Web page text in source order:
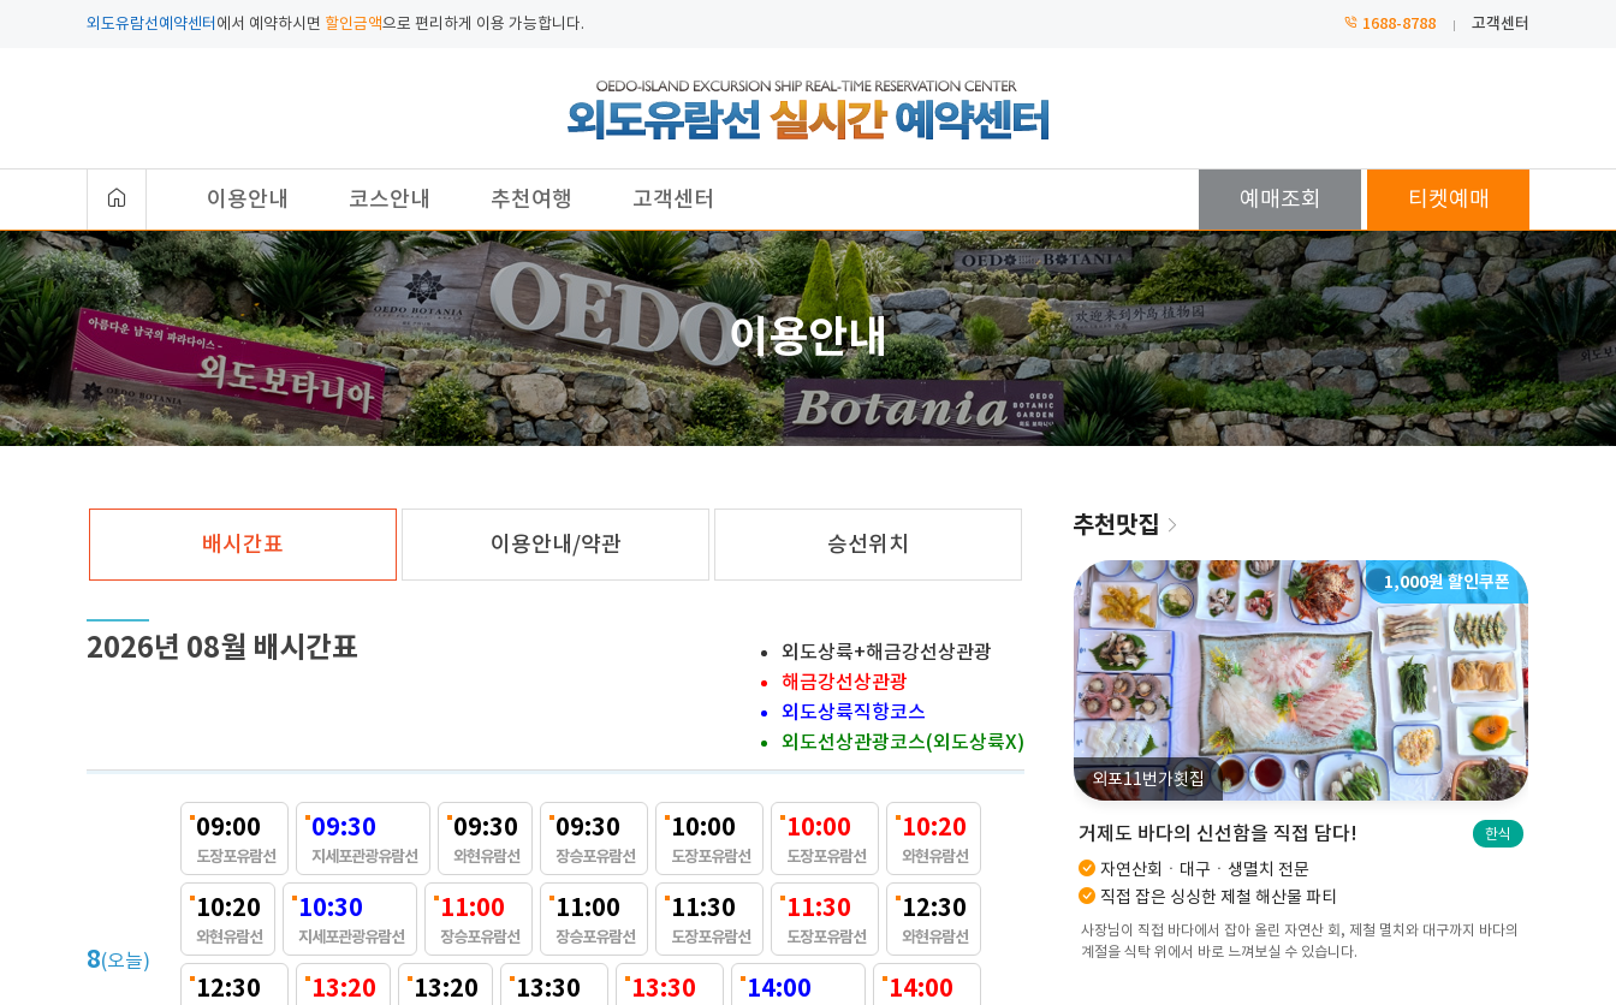
외도유람선예약센터에서 예약하시면 할인금액으로 편리하게 이용 가능합니다. 1688-8788 고객센터
이용안내 코스안내 추천여행 고객센터 예매조회 티켓예매
이용안내
배시간표 이용안내/약관 승선위치
2026년 08월 배시간표
외도상륙+해금강선상관광
해금강선상관광
외도상륙직항코스
외도선상관광코스(외도상륙X)
8(오늘)
09:00
도장포유람선
09:30
지세포관광유람선
09:30
와현유람선
09:30
장승포유람선
10:00
도장포유람선
10:00
도장포유람선
10:20
와현유람선
10:20
와현유람선
10:30
지세포관광유람선
11:00
장승포유람선
11:00
장승포유람선
11:30
도장포유람선
11:30
도장포유람선
12:30
와현유람선
12:30 13:20 13:20 13:30 13:30 14:00 14:00
추천맛집
아무거나 한개 무료
깊은 달콤함, 수제 디저트 전문점 디저트
초콜렛이 맛있는 르브뤼셀
수제 초콜릿 & 마카롱 전문점
스위스 초콜릿과 프랑스 버터로 만든 깊은 맛, 해외 연수 경력으로 트렌디하
게 만들어낸 수제초콜릿과 디저트가 있습니다.
1,000원 할인쿠폰
거제도 바다의 신선함을 직접 담다!
자연산회ㆍ대구ㆍ생멸치 전문
직접 잡은 싱싱한 제철 해산물 파티
사장님이 직접 바다에서 잡아 올린 자연산 회, 제철 멸치와 대구까지 바다의
계절을 식탁 위에서 바로 느껴보실 수 있습니다.
1,000원 할인쿠폰
사랑담은묵은지찜찌개
묵은지 찢어 고기 처억! 국민밥도둑 한식
깊은 맛 묵은지와 돼지고기의 만남
가성비 맛집! 밥ㆍ라면사리 무한리필
잘 익은 묵은지와 부드러운 돼지고기가 어우러지고, 라면 사리와 밥을 마음
껏 먹을 수 있는 장승포항의 가성비 식당입니다.